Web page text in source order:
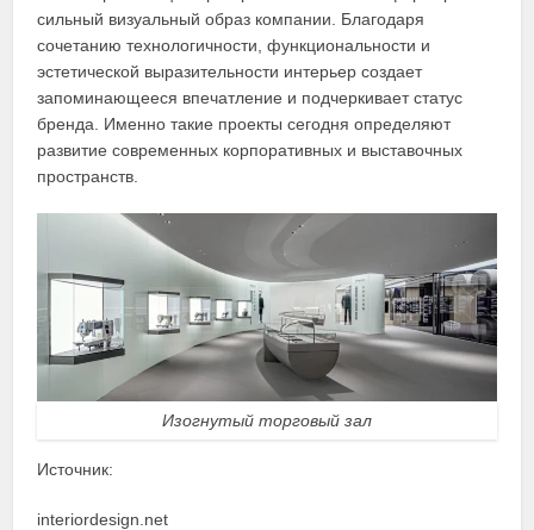
сильный визуальный образ компании. Благодаря
сочетанию технологичности, функциональности и
эстетической выразительности интерьер создает
запоминающееся впечатление и подчеркивает статус
бренда. Именно такие проекты сегодня определяют
развитие современных корпоративных и выставочных
пространств.
Изогнутый торговый зал
Источник:
interiordesign.net